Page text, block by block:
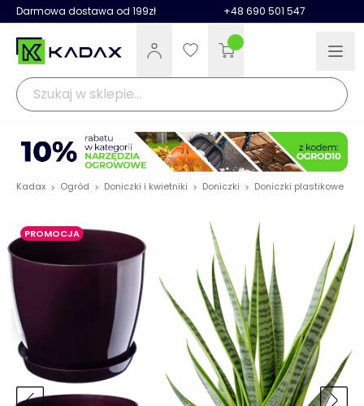
Darmowa dostawa od 199zł +48 690 501 547
Kadax > Ogród > Doniczki i kwietniki > Doniczki > Doniczki plastikowe
PROMOCJA